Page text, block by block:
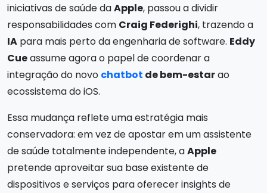
iniciativas de saúde daApple, passou a dividir
responsabilidades com Craig Federighi, trazendo a
IA para mais perto da engenharia de software. Eddy
Cueassume agora o papel de coordenar a
integração do novo chatbot de bem-estarao
ecossistema do iOS.
Essa mudança reflete uma estratégia mais
conservadora: em vez de apostar em um assistente
de saúde totalmente independente, aApple
pretende aproveitar sua base existente de
dispositivos e serviços para oferecer insights de